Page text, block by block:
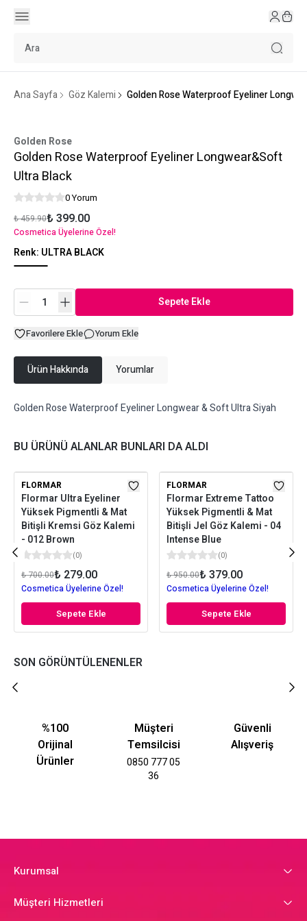
Ana Sayfa Göz Kalemi Golden Rose Waterproof Eyeliner
Golden Rose
Golden Rose Waterproof Eyeliner Longwear&Soft
Ultra Black
0 Yorum
₺ 459.90₺ 399.00
Cosmetica Üyelerine Özel!
Renk: ULTRA BLACK
Sepete Ekle
Favorilere Ekle Yorum Ekle
Ürün Hakkında Yorumlar
Golden Rose Waterproof Eyeliner Longwear & Soft Ultra Siyah
BU ÜRÜNÜ ALANLAR BUNLARI DA ALDI
FLORMAR
Flormar Ultra Eyeliner
Yüksek Pigmentli & Mat
Bitişli Kremsi Göz Kalemi
- 012 Brown
(0)
₺ 700.00₺ 279.00
Cosmetica Üyelerine Özel!
Sepete Ekle
FLORMAR
Flormar Extreme Tattoo
Yüksek Pigmentli & Mat
Bitişli Jel Göz Kalemi - 04
Intense Blue
(0)
₺ 950.00₺ 379.00
Cosmetica Üyelerine Özel!
Sepete Ekle
SON GÖRÜNTÜLENENLER
%100
Orijinal
Ürünler
Müşteri
Temsilcisi
0850 777 05
36
Güvenli
Alışveriş
Kurumsal
Müşteri Hizmetleri